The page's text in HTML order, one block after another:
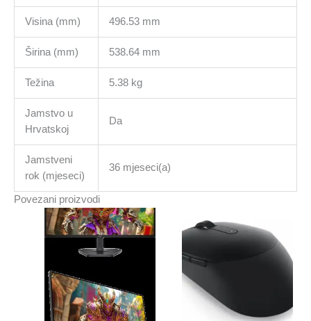
Visina (mm) 496.53 mm
Širina (mm) 538.64 mm
Težina 5.38 kg
Jamstvo u
Hrvatskoj
Da
Jamstveni
rok (mjeseci)
36 mjeseci(a)
Povezani proizvodi